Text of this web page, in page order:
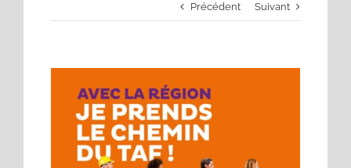
Précédent Suivant
l'image
agrandie